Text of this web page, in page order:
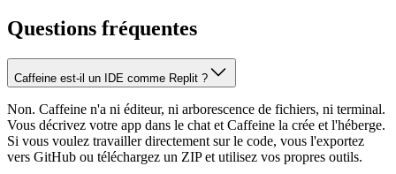
Questions fréquentes
Caffeine est-il un IDE comme Replit ?
Non. Caffeine n'a ni éditeur, ni arborescence de fichiers, ni terminal.
Vous décrivez votre app dans le chat et Caffeine la crée et l'héberge.
Si vous voulez travailler directement sur le code, vous l'exportez
vers GitHub ou téléchargez un ZIP et utilisez vos propres outils.